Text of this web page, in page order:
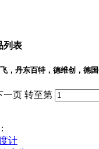
列表
，丹东百特，德维创，德
一页 转至第
计